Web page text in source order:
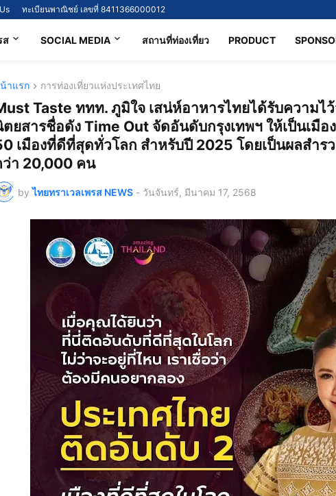
ทะเบียนพาณิชย์ เลขที่ 8411366000012
ส SOCIAL MEDIA สถานที่ท่องเที่ยว PRODUCT
าแรก การท่องเที่ยวแห่งประเทศไทย
Taste ททท. ภูมิใจ เสน่ห์อาหารไทยได้รับความไ
ตยสารชื่อดัง Time Out จัดอันดับกรุงเทพฯ ให้เป็นเมื
เมืองที่ดีที่สุดทั่วโลก สำหรับปี 2025 โดยเป็นผลสำร
ว่า 20,000 คน
by ไทยทราเวลเพรส NEWS - วันจันทร์, มีนาคม 17, 2568